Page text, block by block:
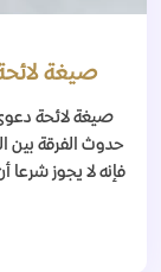
صيغة
صيغة لائحة
حدوث الفرقة بين
فإنه لا يجوز شرعا